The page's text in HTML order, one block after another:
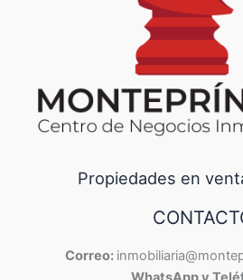
Propiedades en
Correo: